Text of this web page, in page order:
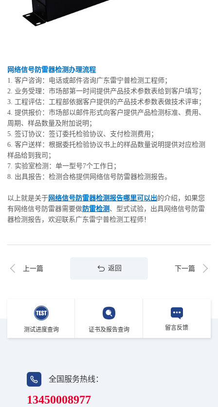
网络信号防雷器检测办理流程
1. 客户咨询：电话或邮件咨询广东雷宁普检测工程师；
2. 业务受理：市场部第一时间提供产品技术参数表给到客户填写；
3. 工程评估：工程部依据客户提供的产品技术参数表做技术评审；
4. 提供报价：市场部以邮件形式向客户提供产品检测标准、费用、
周期、样品数量及附加说明；
5. 签订协议：签订委托检验协议、支付检测费用；
6. 客户送样：根据委托检验协议书上的样品数量说明提供对应检测
样品给到我司；
7. 实验室检测：单一型号7个工作日；
8. 出具报告：检测合格提供网络信号防雷器检测报告。
以上就是关于网络信号防雷器检测报告哪里可以出的介绍，如果您
有网络信号防雷器需要做防雷检测 、型式试验，出具网络信号防雷
器检测报告，欢迎联系广东雷宁普检测工程师！
上一篇 返回 下一篇
测试进度查询 证书及报告查询 留言反馈
全国服务热线：
13450008977